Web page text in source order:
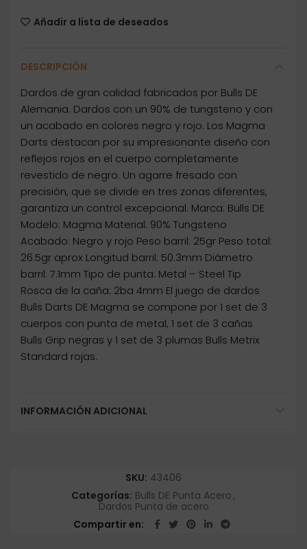
Añadir a lista de deseados
DESCRIPCIÓN
Dardos de gran calidad fabricados por Bulls DE
Alemania. Dardos con un 90% de tungsteno y con
un acabado en colores negro y rojo. Los Magma
Darts destacan por su impresionante diseño con
reflejos rojos en el cuerpo completamente
revestido de negro. Un agarre fresado con
precisión, que se divide en tres zonas diferentes,
garantiza un control excepcional. Marca: Bulls DE
Modelo: Magma Material: 90% Tungsteno
Acabado: Negro y rojo Peso barril: 25gr Peso total:
26.5gr aprox Longitud barril: 50.3mm Diámetro
barril: 7.1mm Tipo de punta: Metal – Steel Tip
Rosca de la caña: 2ba 4mm El juego de dardos
Bulls Darts DE Magma se compone por 1 set de 3
cuerpos con punta de metal, 1 set de 3 cañas
Bulls Grip negras y 1 set de 3 plumas Bulls Metrix
Standard rojas.
INFORMACIÓN ADICIONAL
SKU: 43406
Categorías: Bulls DE Punta Acero,
Dardos Punta de acero
Compartir en